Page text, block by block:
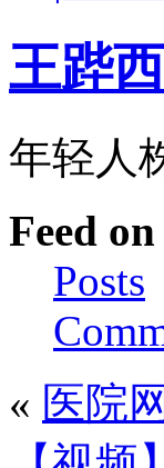
王跸
年轻人
Feed on
Posts
« 医院